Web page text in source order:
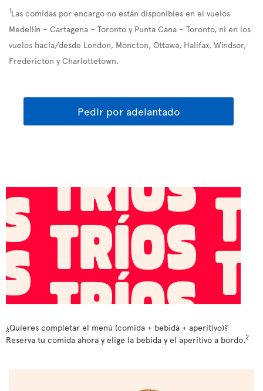
1Las comidas por encargo no están disponibles en el vuelos
Medellín – Cartagena – Toronto y Punta Cana – Toronto, ni en los
vuelos hacia/desde London, Moncton, Ottawa, Halifax, Windsor,
Fredericton y Charlottetown.
Pedir por adelantado
¿Quieres completar el menú (comida + bebida + aperitivo)?
Reserva tu comida ahora y elige la bebida y el aperitivo a bordo.2